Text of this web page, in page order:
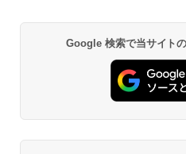
Google 検索で当サイト